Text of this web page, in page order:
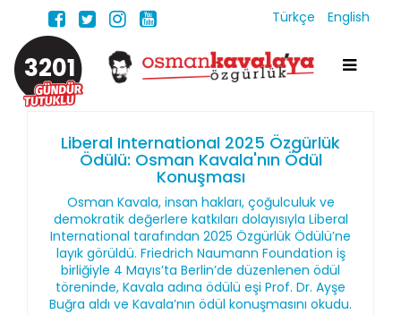
Türkçe English
3201
Liberal International 2025 Özgürlük
Ödülü: Osman Kavala'nın Ödül
Konuşması
Osman Kavala, insan hakları, çoğulculuk ve
demokratik değerlere katkıları dolayısıyla Liberal
International tarafından 2025 Özgürlük Ödülü’ne
layık görüldü. Friedrich Naumann Foundation iş
birliğiyle 4 Mayıs’ta Berlin’de düzenlenen ödül
töreninde, Kavala adına ödülü eşi Prof. Dr. Ayşe
Buğra aldı ve Kavala’nın ödül konuşmasını okudu.